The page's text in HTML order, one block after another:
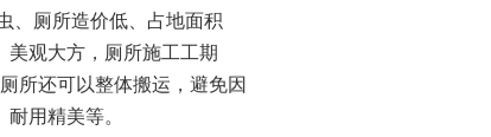
、厕所造价低、占地面积
美观大方，厕所施工工期
所还可以整体搬运，避免因
用精美等。